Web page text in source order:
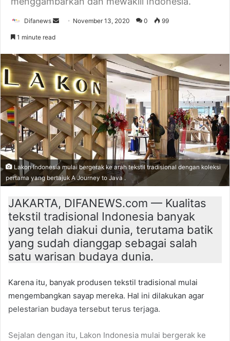
Difanews
Send November 13, 2020 0 99
1 minute read
Lakon Indonesia mulai bergerak ke arah tekstil tradisional dengan koleksi
pertama yang bertajuk A Journey to Java .
JAKARTA, DIFANEWS.com — Kualitas
tekstil tradisional Indonesia banyak
yang telah diakui dunia, terutama batik
yang sudah dianggap sebagai salah
satu warisan budaya dunia.
Karena itu, banyak produsen tekstil tradisional mulai
mengembangkan sayap mereka. Hal ini dilakukan agar
pelestarian budaya tersebut terus terjaga.
Sejalan dengan itu, Lakon Indonesia mulai bergerak ke